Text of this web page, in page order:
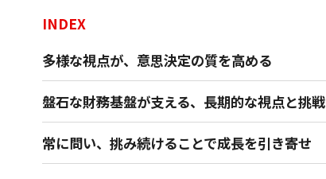
INDEX
多様な視点が、意思決定の質を高める
盤石な財務基盤が支える、長期的な視点と挑戦
常に問い、挑み続けることで成長を引き寄せ